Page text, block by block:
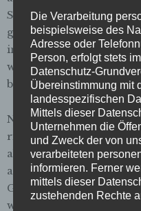
Sandra hat
in der
wo es eigentlich nicht
bringt sie für längere
Nachdem sie für vier
riet ihr ein
abzubrechen, weil sie
aufholen könne.
während der
Die Verarbeitung
beispielsweise des
Adresse oder
Person, erfolgt stets
Datenschutz-
Übereinstimmung mit
landesspezifischen
Mittels dieser
Unternehmen die
und Zweck der von
verarbeiteten
informieren. Ferner
mittels dieser
zustehenden Rechte